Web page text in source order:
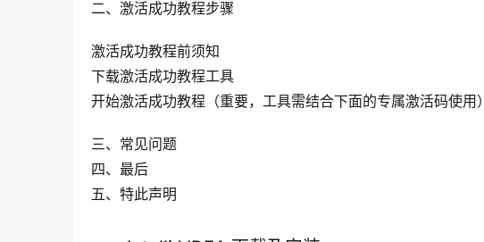
二、激活成功教程步骤
激活成功教程前须知
下载激活成功教程工具
开始激活成功教程（重要，工具需结合下面的专属激活码使用）
三、常见问题
四、最后
五、特此声明